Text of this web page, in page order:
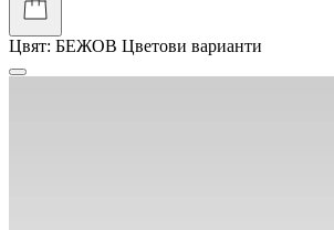
Цвят: БЕЖОВ Цветови варианти